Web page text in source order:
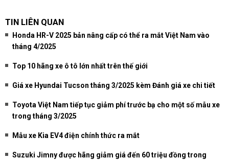
TIN LIÊN QUAN
Honda HR-V 2025 bản nâng cấp có thể ra mắt Việt Nam vào
tháng 4/2025
Top 10 hãng xe ô tô lớn nhất trên thế giới
Giá xe Hyundai Tucson tháng 3/2025 kèm Đánh giá xe chi tiết
Toyota Việt Nam tiếp tục giảm phí trước bạ cho một số mẫu xe
trong tháng 3/2025
Mẫu xe Kia EV4 điện chính thức ra mắt
Suzuki Jimny được hãng giảm giá đến 60 triệu đồng trong